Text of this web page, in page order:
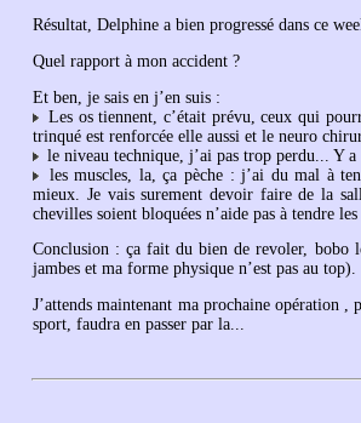
Résultat, Delphine a bien progressé dans ce
Quel rapport à mon accident ?
Et ben, je sais en j’en suis :
Les os tiennent, c’était prévu, ceux qui
trinqué est renforcée elle aussi et le neuro
le niveau technique, j’ai pas trop perdu... Y
les muscles, la, ça pèche : j’ai du mal à
mieux. Je vais surement devoir faire de la
chevilles soient bloquées n’aide pas à tendre
Conclusion : ça fait du bien de revoler, bobo
jambes et ma forme physique n’est pas au top).
J’attends maintenant ma prochaine opération
sport, faudra en passer par la...